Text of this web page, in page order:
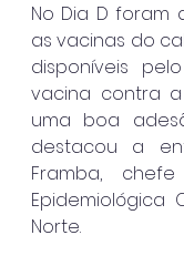
No Dia D foram
as vacinas do
disponíveis
vacina contra a
uma boa
destacou a
Framba,
Epidemiológica
Norte.